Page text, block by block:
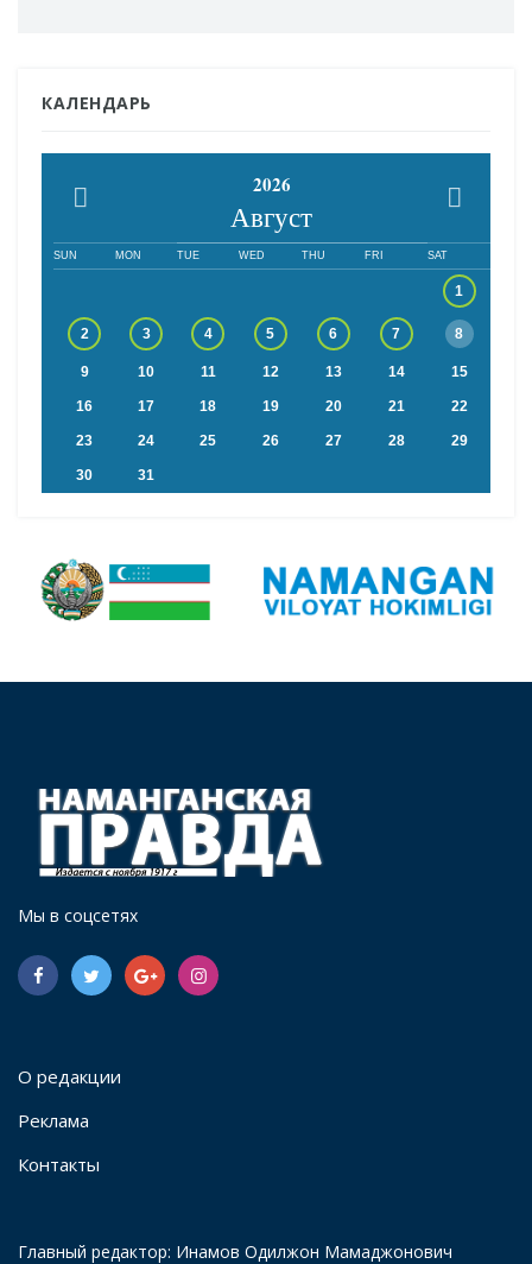
КАЛЕНДАРЬ
2026
Август
SUN MON TUE WED THU FRI SAT
1
2 3 4 5 6 7 8
9 10 11 12 13 14 15
16 17 18 19 20 21 22
23 24 25 26 27 28 29
30 31
Мы в соцсетях
О редакции
Реклама
Контакты
Главный редактор: Инамов Одилжон Мамаджонович